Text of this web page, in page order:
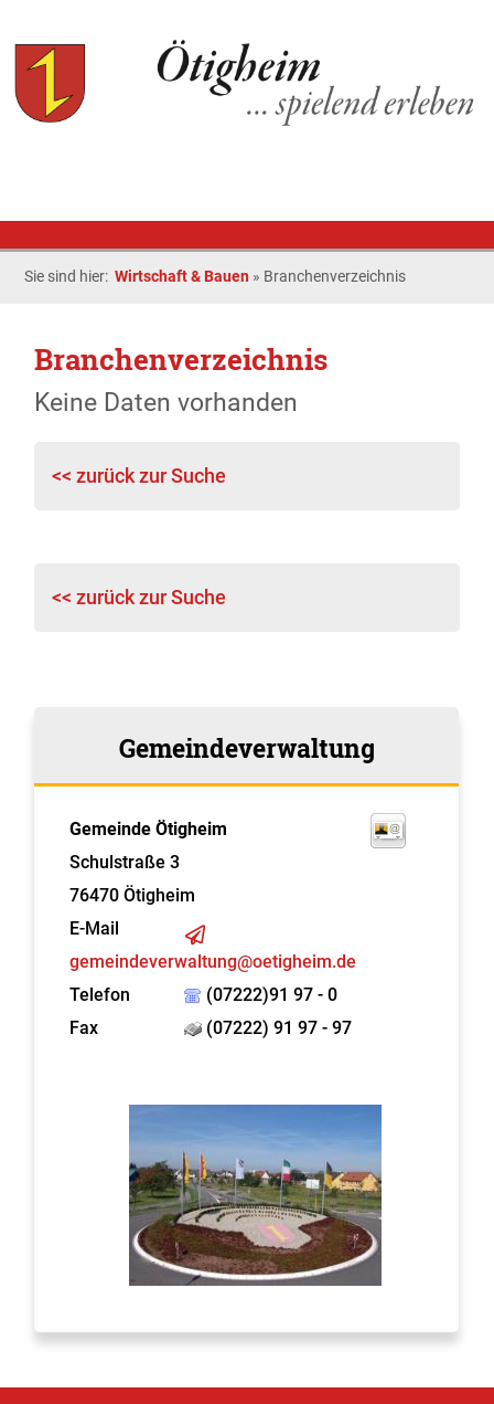
Sie sind hier:Wirtschaft & Bauen » Branchenverzeichnis
Branchenverzeichnis
Keine Daten vorhanden
<< zurück zur Suche
<< zurück zur Suche
Gemeindeverwaltung
Gemeinde Ötigheim
Schulstraße 3
76470 Ötigheim
E-Mail
gemeindeverwaltung@oetigheim.de
Telefon
(07222)91 97 - 0
Fax
(07222) 91 97 - 97